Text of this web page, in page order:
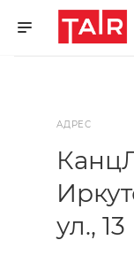
АДРЕС
ул., 13